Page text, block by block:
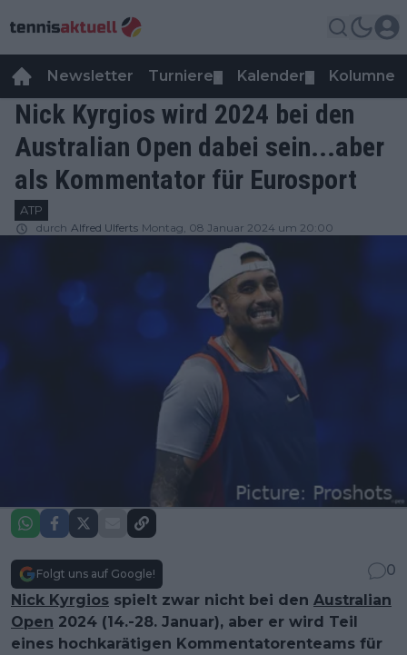
Newsletter Turniere Kalender Kolumnen
Nick Kyrgios wird 2024 bei den
Australian Open dabei sein...aber
als Kommentator für Eurosport
ATP
durch Alfred Ulferts Montag, 08 Januar 2024 um 20:00
Folgt uns auf Google!
0
Nick Kyrgios spielt zwar nicht bei den Australian
Open 2024 (14.-28. Januar), aber er wird Teil
eines hochkarätigen Kommentatorenteams für